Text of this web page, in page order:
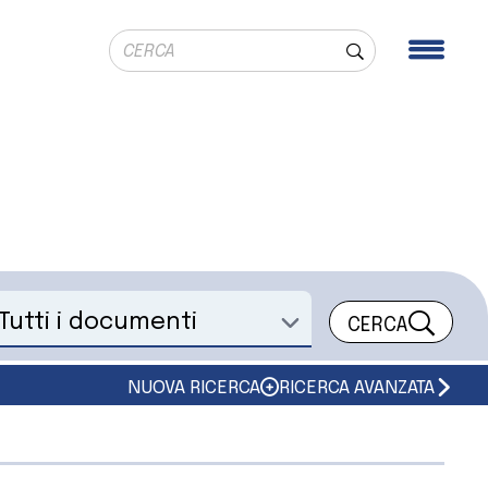
Ricerca globale
Cerca
un documento CERCA
NUOVA RICERCA RICERCA AVANZATA